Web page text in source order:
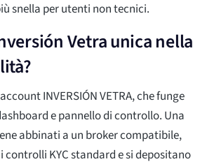
snella per utenti non tecnici.
Vetra unica nella
INVERSIÓN VETRA, che funge
e pannello di controllo. Una
abbinati a un broker compatibile,
controlli KYC standard e si depositano